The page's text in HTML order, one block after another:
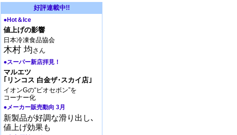
好評連載中!!
●Hot＆Ice
値上げの影響
日本冷凍食品協会
木村 均さん
●スーパー新店拝見！
マルエツ
｢リンコス 白金ザ･スカイ店｣
イオンGの“ビオセボン”を
コーナー化
●メーカー販売動向 3月
新製品が好調な滑り出し､
値上げ効果も